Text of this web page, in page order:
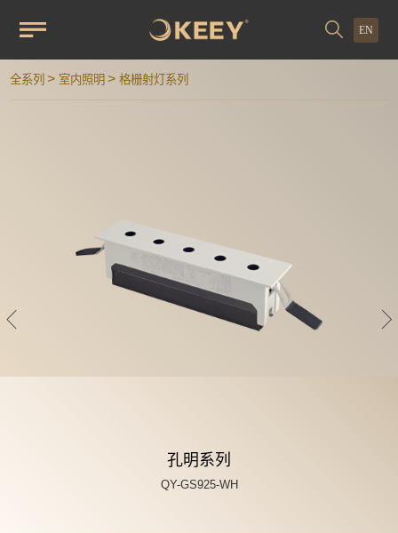
EN
全系列 > 室内照明 >格栅射灯系列
孔明系列
QY-GS925-WH